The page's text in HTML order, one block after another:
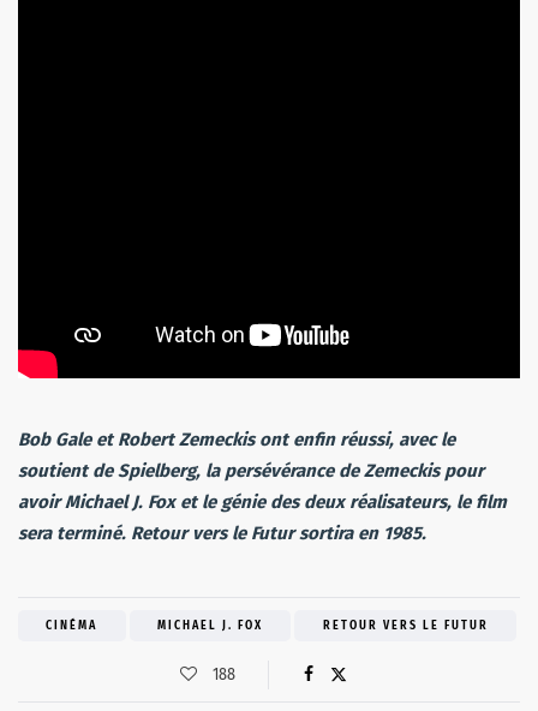
Bob Gale et Robert Zemeckis ont enfin réussi, avec le
soutient de Spielberg, la persévérance de Zemeckis pour
avoir Michael J. Fox et le génie des deux réalisateurs, le film
sera terminé. Retour vers le Futur sortira en 1985.
CINÉMA MICHAEL J. FOX RETOUR VERS LE FUTUR
188